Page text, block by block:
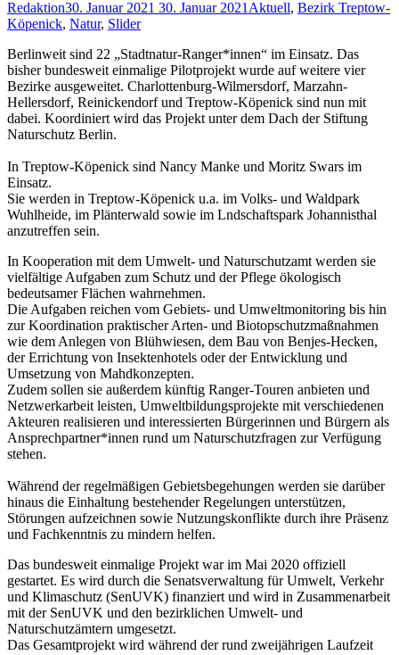
Redaktion30. Januar 2021 30. Januar 2021Aktuell, Bezirk Treptow-
Köpenick, Natur, Slider
Berlinweit sind 22 „Stadtnatur-Ranger*innen“ im Einsatz. Das
bisher bundesweit einmalige Pilotprojekt wurde auf weitere vier
Bezirke ausgeweitet. Charlottenburg-Wilmersdorf, Marzahn-
Hellersdorf, Reinickendorf und Treptow-Köpenick sind nun mit
dabei. Koordiniert wird das Projekt unter dem Dach der Stiftung
Naturschutz Berlin.
In Treptow-Köpenick sind Nancy Manke und Moritz Swars im
Einsatz.
Sie werden in Treptow-Köpenick u.a. im Volks- und Waldpark
Wuhlheide, im Plänterwald sowie im Lndschaftspark Johannisthal
anzutreffen sein.
In Kooperation mit dem Umwelt- und Naturschutzamt werden sie
vielfältige Aufgaben zum Schutz und der Pflege ökologisch
bedeutsamer Flächen wahrnehmen.
Die Aufgaben reichen vom Gebiets- und Umweltmonitoring bis hin
zur Koordination praktischer Arten- und Biotopschutzmaßnahmen
wie dem Anlegen von Blühwiesen, dem Bau von Benjes-Hecken,
der Errichtung von Insektenhotels oder der Entwicklung und
Umsetzung von Mahdkonzepten.
Zudem sollen sie außerdem künftig Ranger-Touren anbieten und
Netzwerkarbeit leisten, Umweltbildungsprojekte mit verschiedenen
Akteuren realisieren und interessierten Bürgerinnen und Bürgern als
Ansprechpartner*innen rund um Naturschutzfragen zur Verfügung
stehen.
Während der regelmäßigen Gebietsbegehungen werden sie darüber
hinaus die Einhaltung bestehender Regelungen unterstützen,
Störungen aufzeichnen sowie Nutzungskonflikte durch ihre Präsenz
und Fachkenntnis zu mindern helfen.
Das bundesweit einmalige Projekt war im Mai 2020 offiziell
gestartet. Es wird durch die Senatsverwaltung für Umwelt, Verkehr
und Klimaschutz (SenUVK) finanziert und wird in Zusammenarbeit
mit der SenUVK und den bezirklichen Umwelt- und
Naturschutzämtern umgesetzt.
Das Gesamtprojekt wird während der rund zweijährigen Laufzeit